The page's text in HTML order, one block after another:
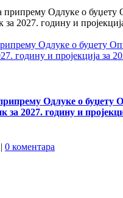
Одлуке о буџету
годину и пројекција за
Одлуке о буџету
2027. годину и
| 0 коментара